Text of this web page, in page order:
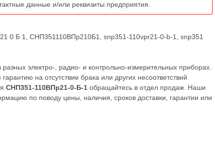
данные и/или реквизиты предприятия.
0 Б 1, СНП351110ВПр210Б1, snp351-110vpr21-0-b-1, snp351
электро-, радио- и контрольно-измерительных приборах.
на отсутствие брака или других несоответствий
СНП351-110ВПр21-0-Б-1 обращайтесь в отдел продаж. Наши
по поводу цены, наличия, сроков доставки, гарантии или